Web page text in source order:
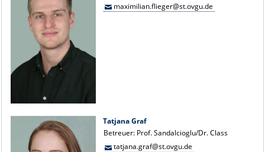
maximilian.flieger@st.ovgu.de
Tatjana Graf
Betreuer: Prof. Sandalcioglu/Dr. Class
tatjana.graf@st.ovgu.de